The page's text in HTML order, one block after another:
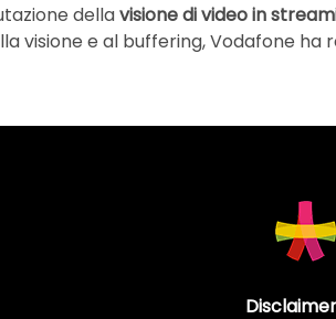
dellavisione di video in
visione e al buffering, Vodafone ha
Disclaimer